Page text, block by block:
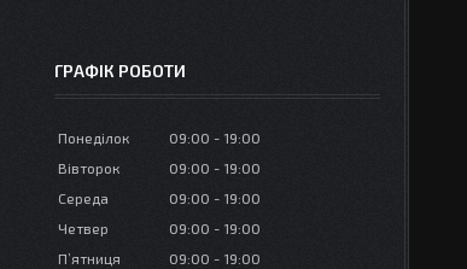
ГРАФІК РОБОТИ
Понеділок 09:00
19:00
Вівторок
09:00
19:00
Середа
09:00
19:00
Четвер
09:00
19:00
Пʼятниця
09:00
19:00